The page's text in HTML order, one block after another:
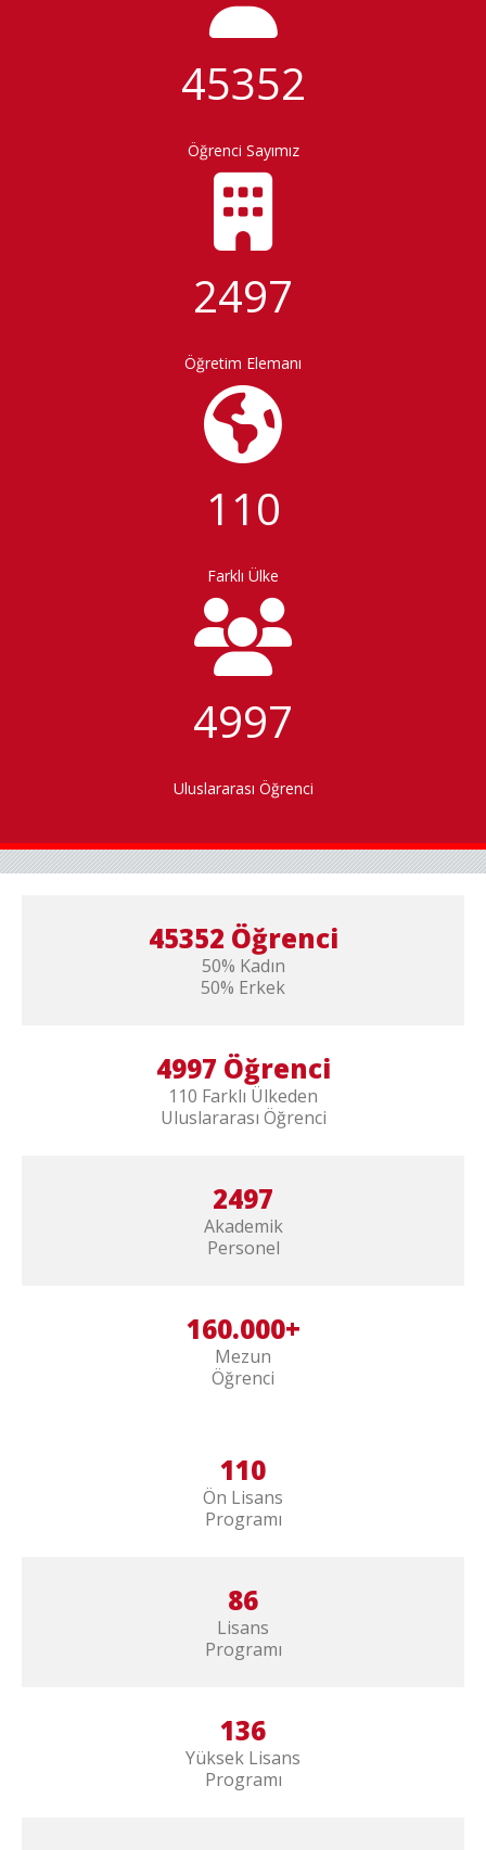
45352
Öğrenci Sayımız
2497
Öğretim Elemanı
110
Farklı Ülke
4997
Uluslararası Öğrenci
45352 Öğrenci
50% Kadın
50% Erkek
4997 Öğrenci
110 Farklı Ülkeden
Uluslararası Öğrenci
2497
Akademik
Personel
160.000+
Mezun
Öğrenci
110
Ön Lisans
Programı
86
Lisans
Programı
136
Yüksek Lisans
Programı